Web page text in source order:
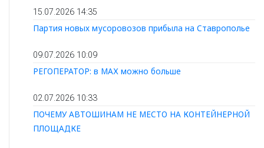
15.07.2026 14:35
Партия новых мусоровозов прибыла на Ставрополье
09.07.2026 10:09
РЕГОПЕРАТОР: в МАХ можно больше
02.07.2026 10:33
ПОЧЕМУ АВТОШИНАМ НЕ МЕСТО НА КОНТЕЙНЕРНОЙ
ПЛОЩАДКЕ